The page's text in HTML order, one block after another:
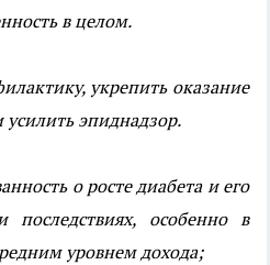
в целом.
укрепить оказание
эпиднадзор.
о росте диабета и его
особенно в
уровнем дохода;